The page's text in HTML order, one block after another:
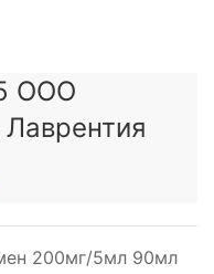
ООО
200мг/5мл 90мл